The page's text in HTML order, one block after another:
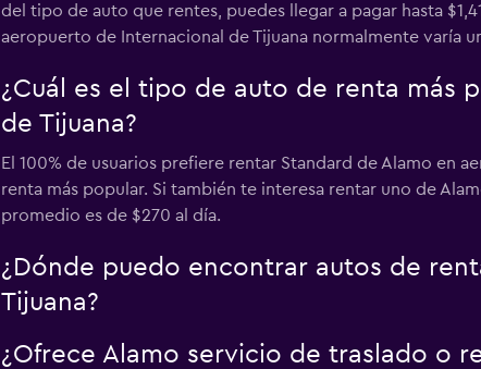
del tipo de auto que rentes, puedes llegar a pagar hasta
aeropuerto de Internacional de Tijuana normalmente varía
¿Cuál es el tipo de auto de renta más
de Tijuana?
El 100% de usuarios prefiere rentar Standard de Alamo en
renta más popular. Si también te interesa rentar uno de
promedio es de $270 al día.
¿Dónde puedo encontrar autos de
Tijuana?
¿Ofrece Alamo servicio de traslado o